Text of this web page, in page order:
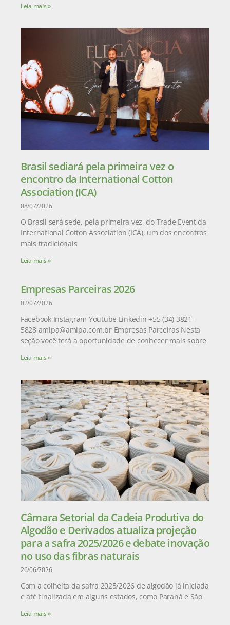
Leia mais »
Brasil sediará pela primeira vez o
encontro da International Cotton
Association (ICA)
08/07/2026
O Brasil será sede, pela primeira vez, do Trade Event da
International Cotton Association (ICA), um dos encontros
mais tradicionais
Leia mais »
Empresas Parceiras 2026
02/07/2026
Facebook Instagram Youtube Linkedin +55 (34) 3821-
5828 amipa@amipa.com.br Empresas Parceiras Nesta
seção você terá a oportunidade de conhecer mais sobre
Leia mais »
Câmara Setorial da Cadeia Produtiva do
Algodão e Derivados atualiza projeção
para a safra 2025/2026 e debate inovação
no uso das fibras naturais
26/06/2026
Com a colheita da safra 2025/2026 de algodão já iniciada
e até finalizada em alguns estados, como Paraná e São
Leia mais »